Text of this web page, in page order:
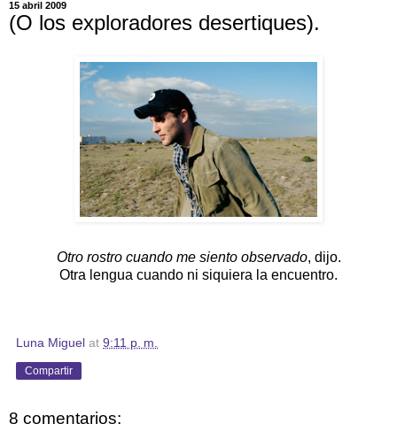
15 abril 2009
(O los exploradores desertiques).
Otro rostro cuando me siento observado, dijo.
Otra lengua cuando ni siquiera la encuentro.
Luna Miguel at 9:11 p. m.
Compartir
8 comentarios: